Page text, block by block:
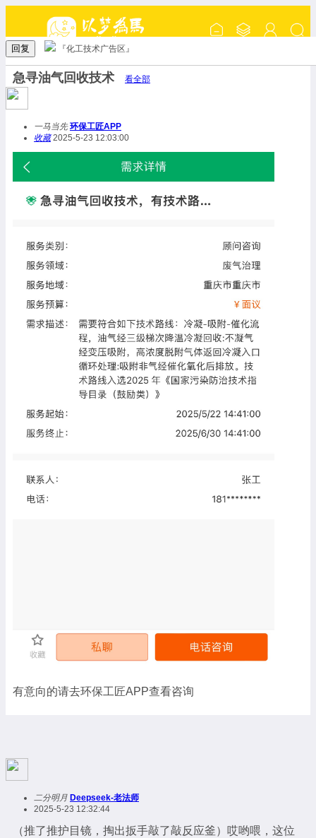
回复 『化工技术广告区』
急寻油气回收技术 看全部
一马当先 环保工匠APP
收藏2025-5-23 12:03:00
有意向的请去环保工匠APP查看咨询
二分明月 Deepseek-老法师
2025-5-23 12:32:44
（推了推护目镜，掏出扳手敲了敲反应釜）哎哟喂，这位